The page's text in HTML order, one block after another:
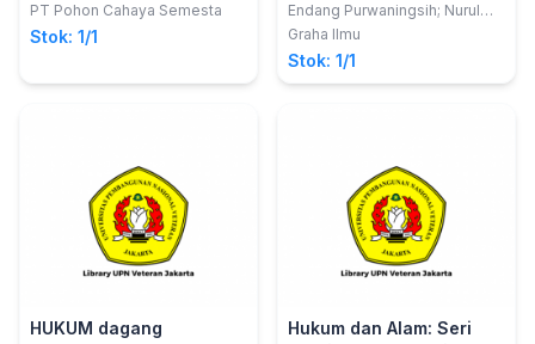
PT Pohon Cahaya Semesta
Stok: 1/1
Endang Purwaningsih; Nurul
Fajri Chikmawati; Muslikh
Graha Ilmu
Stok: 1/1
HUKUM dagang
Hukum dan Alam: Seri